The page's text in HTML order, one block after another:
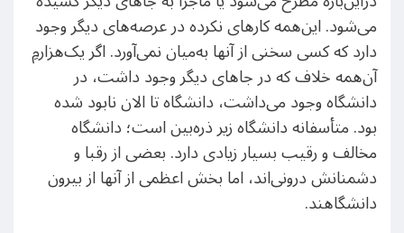
می‌شود. این‌همه کارهای نکرده در عرصه‌های دیگر وجود
دارد که کسی سخنی از آنها به‌میان نمی‌آورد. اگر یک‌هزارمِ
آن‌همه خلاف که در جاهای دیگر وجود داشت، در
دانشگاه وجود می‌داشت، دانشگاه تا الان نابود شده
بود. متأسفانه دانشگاه زیر ذره‌بین است؛ دانشگاه
مخالف و رقیب بسیار زیادی دارد. بعضی از رقبا و
دشمنانش درونی‌اند، اما بخش اعظمی از آنها از بیرون
دانشگاهند.